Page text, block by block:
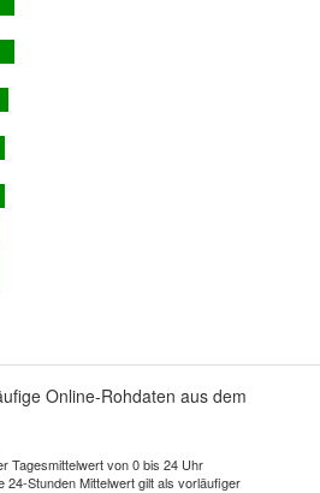
Online-Rohdaten aus dem
Tagesmittelwert von 0 bis 24 Uhr
24-Stunden Mittelwert gilt als vorläufiger